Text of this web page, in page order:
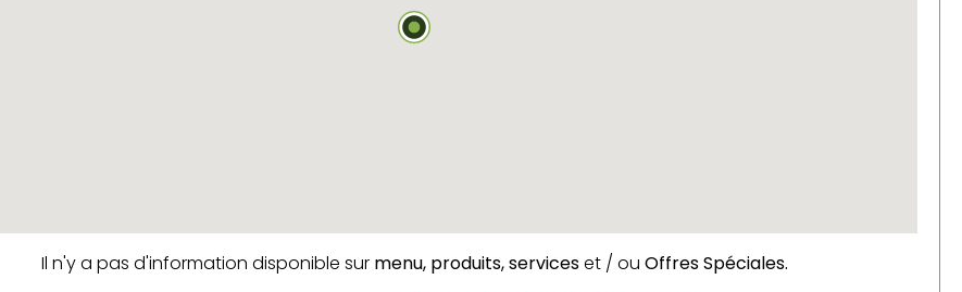
Il n'y a pas d'information disponible sur menu, produits,serviceset / ou Offres Spéciales.